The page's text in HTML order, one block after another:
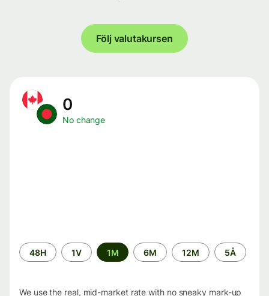
Följ valutakursen
0
No change
Time
period
48H 1V 1M 6M 12M 5Å
We use the real, mid-market rate with no sneaky mark-up